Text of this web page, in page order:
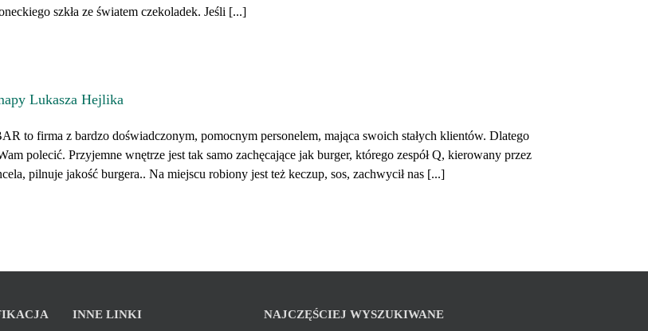
szkła ze światem czekoladek. Jeśli [...]
Lukasza Hejlika
to firma z bardzo doświadczonym, pomocnym personelem, mająca swoich stałych klientów. Dlatego
polecić. Przyjemne wnętrze jest tak samo zachęcające jak burger, którego zespół Q, kierowany przez
pilnuje jakość burgera.. Na miejscu robiony jest też keczup, sos, zachwycił nas [...]
INNE LINKI NAJCZĘŚCIEJ WYSZUKIWANE